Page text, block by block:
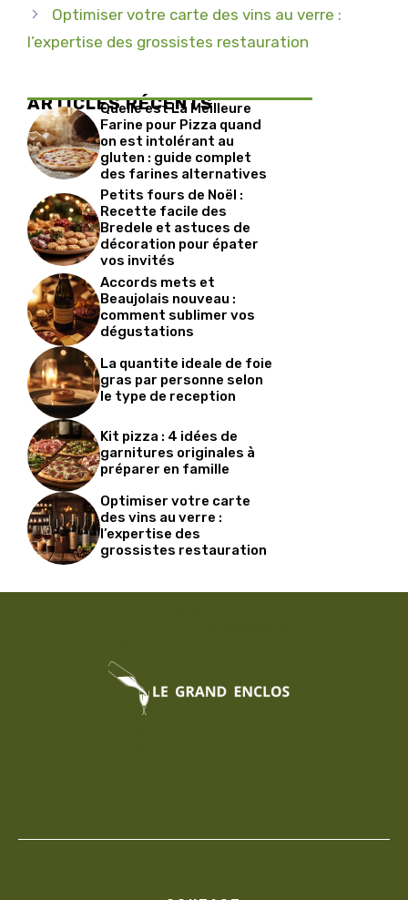
Optimiser votre carte des vins au verre :
l’expertise des grossistes restauration
ARTICLES RÉCENTS
Quelle est La Meilleure
Farine pour Pizza quand
on est intolérant au
gluten : guide complet
des farines alternatives
Petits fours de Noël :
Recette facile des
Bredele et astuces de
décoration pour épater
vos invités
Accords mets et
Beaujolais nouveau :
comment sublimer vos
dégustations
La quantite ideale de foie
gras par personne selon
le type de reception
Kit pizza : 4 idées de
garnitures originales à
préparer en famille
Optimiser votre carte
des vins au verre :
l’expertise des
grossistes restauration